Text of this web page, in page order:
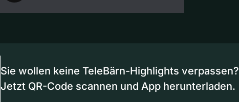
Sie wollen keine TeleBärn-Highlights verpassen?
Jetzt QR-Code scannen und App herunterladen.